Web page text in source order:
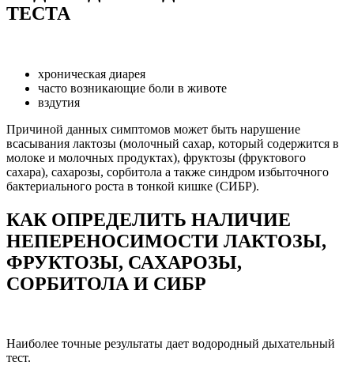
ТЕСТА
хроническая диарея
часто возникающие боли в животе
вздутия
Причиной данных симптомов может быть нарушение
всасывания лактозы (молочный сахар, который содержится в
молоке и молочных продуктах), фруктозы (фруктового
сахара), сахарозы, сорбитола а также синдром избыточного
бактериального роста в тонкой кишке (СИБР).
КАК ОПРЕДЕЛИТЬ НАЛИЧИЕ
НЕПЕРЕНОСИМОСТИ ЛАКТОЗЫ,
ФРУКТОЗЫ, САХАРОЗЫ,
СОРБИТОЛА И СИБР
Наиболее точные результаты дает водородный дыхательный
тест.